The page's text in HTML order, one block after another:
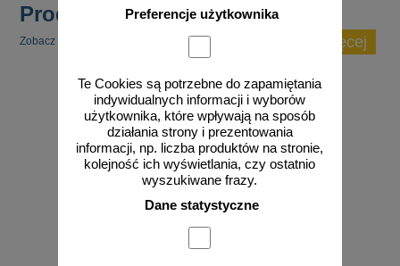
Preferencje użytkownika
Te Cookies są potrzebne do zapamiętania
indywidualnych informacji i wyborów
użytkownika, które wpływają na sposób
działania strony i prezentowania
informacji, np. liczba produktów na stronie,
kolejność ich wyświetlania, czy ostatnio
wyszukiwane frazy.
Dane statystyczne
Produkty popularne
Zobacz inne popularne produkty w tej kategorii. zobacz więcej